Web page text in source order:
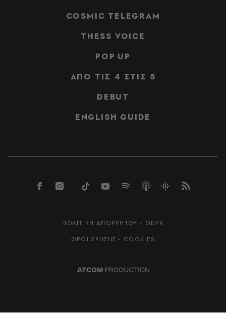
COSMIC TELEGRAM
THESS VOICE
POP UP
ΑΠΟ ΤΙΣ 4 ΣΤΙΣ 5
DEBUT
ENGLISH GUIDE
ΠΟΛΙΤΙΚΗ ΑΠΟΡΡΗΤΟΥ - GDPR
ΟΡΟΙ ΧΡΗΣΗΣ - COOKIES